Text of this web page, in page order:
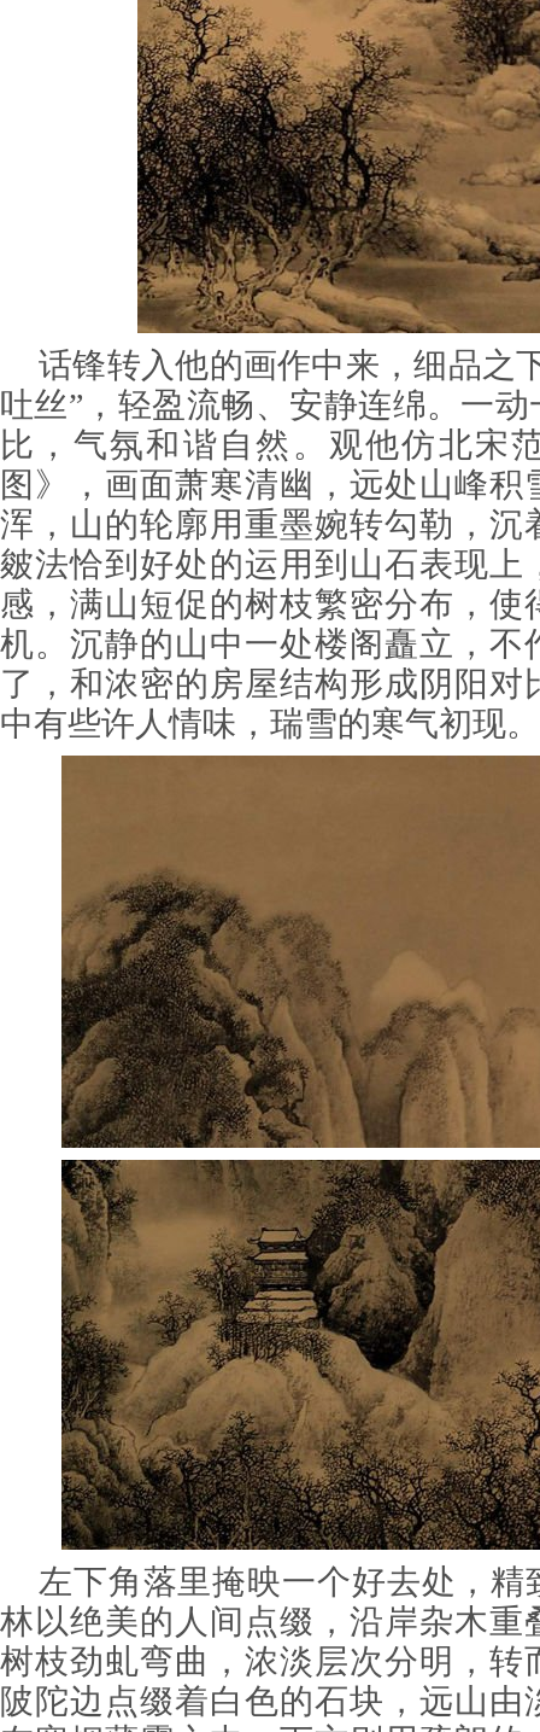
话锋转入他的画作中来，细品之
吐丝”，轻盈流畅、安静连绵。一
比，气氛和谐自然。观他仿北宋
图》，画面萧寒清幽，远处山峰积
浑，山的轮廓用重墨婉转勾勒，沉
皴法恰到好处的运用到山石表现上
感，满山短促的树枝繁密分布，使
机。沉静的山中一处楼阁矗立，不
了，和浓密的房屋结构形成阴阳对
中有些许人情味，瑞雪的寒气初现。
左下角落里掩映一个好去处，精
林以绝美的人间点缀，沿岸杂木重
树枝劲虬弯曲，浓淡层次分明，转
陂陀边点缀着白色的石块，远山由